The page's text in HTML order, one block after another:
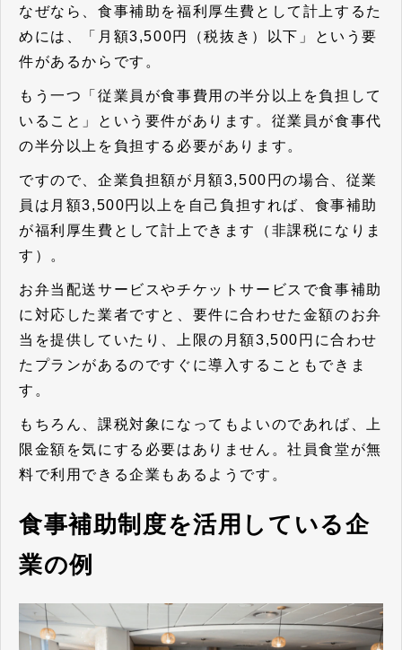
なぜなら、 食事補助を福利厚生費として計上するた
めには、「月額3,500円（税抜き）以下」という要
件があるから です。
もう一つ
「従業員が食事費用の半分以上を負担して
いること」という要件があります。従業員が食事代
の半分以上を負担する必要があります。
ですので、企業負担額が月額3,500円の場合、従業
員は月額3,500円以上を自己負担すれば、食事補助
が福利厚生費として計上できます（非課税になりま
す）。
お弁当配送サービスやチケットサービスで食事補助
に対応した業者ですと、要件に合わせた金額のお弁
当を提供していたり、上限の月額3,500円に合わせ
たプランがあるのですぐに導入することもできま
す。
もちろん、課税対象になってもよいのであれば、上
限金額を気にする必要はありません。社員食堂が無
料で利用できる企業もあるようです。
食事補助制度を活用している企
業の例